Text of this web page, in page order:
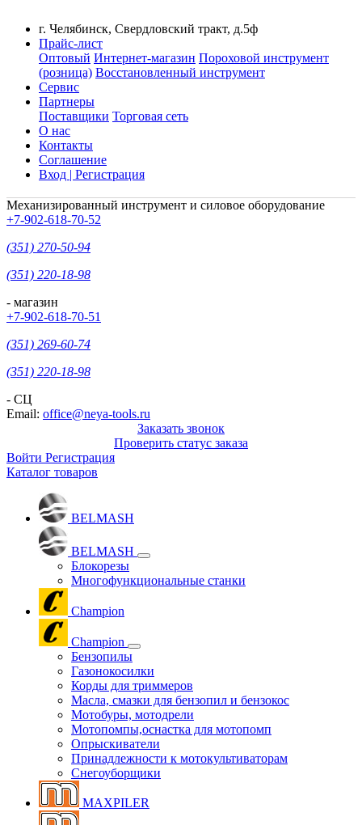
г. Челябинск, Свердловский тракт, д.5ф
Прайс-лист
Оптовый Интернет-магазин Пороховой инструмент
(розница) Восстановленный инструмент
Сервис
Партнеры
Поставщики Торговая сеть
О нас
Контакты
Соглашение
Вход | Регистрация
Механизированный инструмент и силовое оборудование
+7-902-618-70-52
(351) 270-50-94
(351) 220-18-98
- магазин
+7-902-618-70-51
(351) 269-60-74
(351) 220-18-98
- СЦ
Email: office@neya-tools.ru
Заказать звонок
Проверить статус заказа
Войти Регистрация
Каталог товаров
BELMASH
BELMASH
Блокорезы
Многофункциональные станки
Champion
Champion
Бензопилы
Газонокосилки
Корды для триммеров
Масла, смазки для бензопил и бензокос
Мотобуры, мотодрели
Мотопомпы,оснастка для мотопомп
Опрыскиватели
Принадлежности к мотокультиваторам
Снегоуборщики
MAXPILER